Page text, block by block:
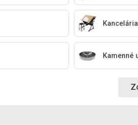
Kancelária
Kamenné